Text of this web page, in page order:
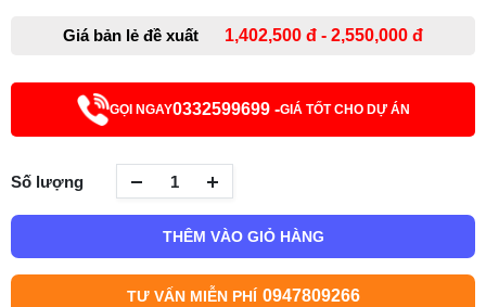
Giá bản lẻ đề xuất 1,402,500 đ - 2,550,000 đ
GỌI NGAY0332599699 -GIÁ TỐT CHO DỰ ÁN
Số lượng
THÊM VÀO GIỎ HÀNG
TƯ VẤN MIỄN PHÍ 0947809266